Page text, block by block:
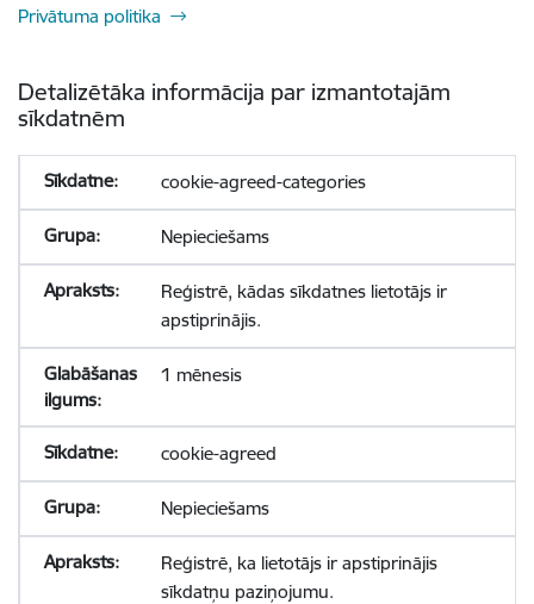
Privātuma politika
Detalizētāka informācija par izmantotajām
sīkdatnēm
cookie-agreed-categories
Nepieciešams
Reģistrē, kādas sīkdatnes lietotājs ir
apstiprinājis.
1 mēnesis
cookie-agreed
Nepieciešams
Reģistrē, ka lietotājs ir apstiprinājis
sīkdatņu paziņojumu.